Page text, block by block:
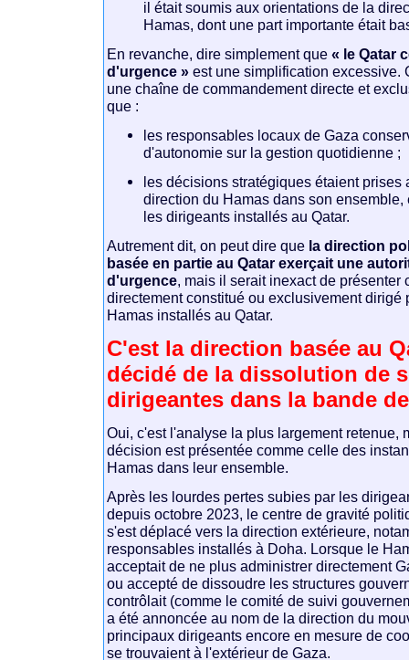
il était soumis aux orientations de la
Hamas, dont une part importante était
En revanche, dire simplement que« le Qatar
d'urgence » est une simplification excessive.
une chaîne de commandement directe et
que :
les responsables locaux de Gaza
d'autonomie sur la gestion quotidienne ;
les décisions stratégiques étaient prises
direction du Hamas dans son
les dirigeants installés au Qatar.
Autrement dit, on peut dire que la direction
basée en partie au Qatar exerçait une
d'urgence , mais il serait inexact de
directement constitué ou exclusivement dirigé
Hamas installés au Qatar.
C'est la direction basée au
décidé de la dissolution de
dirigeantes dans la bande
Oui, c'est l'analyse la plus largement retenue,
décision est présentée comme celle des
Hamas dans leur ensemble.
Après les lourdes pertes subies par les
depuis octobre 2023, le centre de gravité
s'est déplacé vers la direction extérieure,
responsables installés à Doha. Lorsque le
acceptait de ne plus administrer directement
ou accepté de dissoudre les structures
contrôlait (comme le comité de suivi
a été annoncée au nom de la direction du
principaux dirigeants encore en mesure de
se trouvaient à l'extérieur de Gaza.